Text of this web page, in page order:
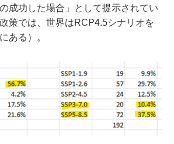
成功した場合」として提示されてい
策では、世界はRCP4.5シナリオを
ある）。